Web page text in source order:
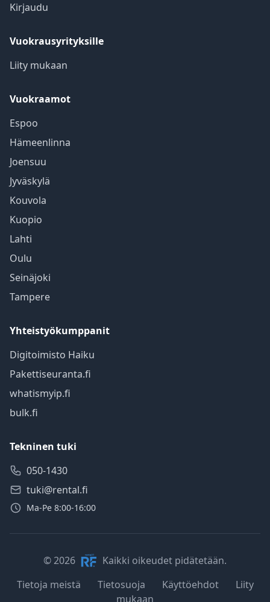
Kirjaudu
Vuokrausyrityksille
Liity mukaan
Vuokraamot
Espoo
Hämeenlinna
Joensuu
Jyväskylä
Kouvola
Kuopio
Lahti
Oulu
Seinäjoki
Tampere
Yhteistyökumppanit
Digitoimisto Haiku
Pakettiseuranta.fi
whatismyip.fi
bulk.fi
Tekninen tuki
050-1430
tuki@rental.fi
Ma-Pe 8:00-16:00
© 2026
Kaikki oikeudet pidätetään.
Tietoja meistä
Tietosuoja Käyttöehdot
Liity
mukaan